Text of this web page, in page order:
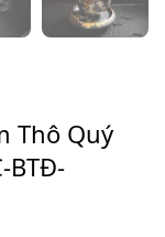
Thô Quý
BTĐ-